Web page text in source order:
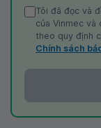
Tôi đã đọc và
của Vinmec và
theo quy định
Chính sách